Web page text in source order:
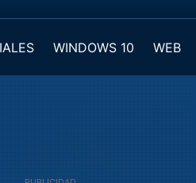
WINDOWS 10 WEB